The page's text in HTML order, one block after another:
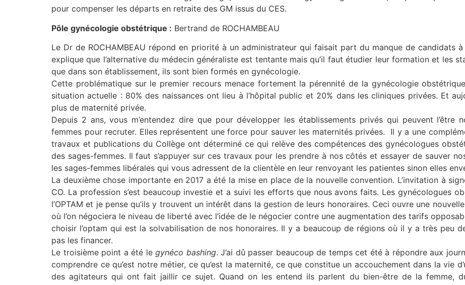
pour compenser les départs en retraite des GM issus du CES.
Pôle gynécologie obstétrique : Bertrand de ROCHAMBEAU
Le Dr de ROCHAMBEAU répond en priorité à un administrateur qui faisait part du manque de candidats
explique que l’alternative du médecin généraliste est tentante mais qu’il faut étudier leur formation et les
que dans son établissement, ils sont bien formés en gynécologie.
Cette problématique sur le premier recours menace fortement la pérennité de la gynécologie
situation actuelle : 80% des naissances ont lieu à l’hôpital public et 20% dans les cliniques privées. Et
plus de maternité privée.
Depuis 2 ans, vous m’entendez dire que pour développer les établissements privés qui peuvent l’être
femmes pour recruter. Elles représentent une force pour sauver les maternités privées. Il y a une
travaux et publications du Collège ont déterminé ce qui relève des compétences des gynécologues
des sages-femmes. Il faut s’appuyer sur ces travaux pour les prendre à nos côtés et essayer de sauver
les sages-femmes libérales qui vous adressent de la clientèle en leur renvoyant les patientes sinon elles
La deuxième chose importante en 2017 a été la mise en place de la nouvelle convention. L’invitation à
CO. La profession s’est beaucoup investie et a suivi les efforts que nous avons faits. Les gynécologues
l’OPTAM et je pense qu’ils y trouvent un intérêt dans la gestion de leurs honoraires. Ceci ouvre une
où l’on négociera le niveau de liberté avec l’idée de le négocier contre une augmentation des tarifs
choisir l’optam qui est la solvabilisation de nos honoraires. Il y a beaucoup de régions où il y a très peu
pas les financer.
Le troisième point a été le gynéco bashing. J’ai dû passer beaucoup de temps cet été à répondre aux
comprendre ce qu’est notre métier, ce qu’est la maternité, ce que constitue un accouchement dans la vie
des agitateurs qui ont fait jaillir ce sujet. Quand on les entend ils parlent du bien-être de la femme,